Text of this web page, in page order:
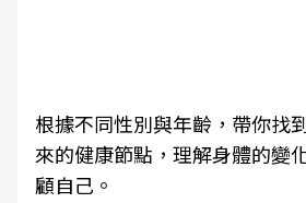
根據不同性別與年齡，帶你找
來的健康節點，理解身體的變
顧自己。